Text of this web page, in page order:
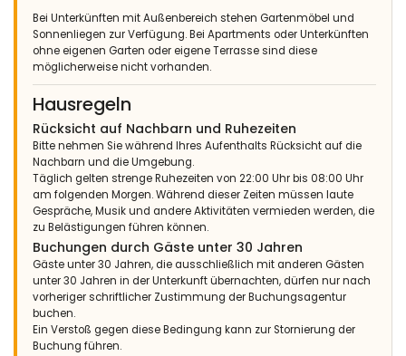
Bei Unterkünften mit Außenbereich stehen Gartenmöbel und
Sonnenliegen zur Verfügung. Bei Apartments oder Unterkünften
ohne eigenen Garten oder eigene Terrasse sind diese
möglicherweise nicht vorhanden.
Hausregeln
Rücksicht auf Nachbarn und Ruhezeiten
Bitte nehmen Sie während Ihres Aufenthalts Rücksicht auf die
Nachbarn und die Umgebung.
Täglich gelten strenge Ruhezeiten von 22:00 Uhr bis 08:00 Uhr
am folgenden Morgen. Während dieser Zeiten müssen laute
Gespräche, Musik und andere Aktivitäten vermieden werden, die
zu Belästigungen führen können.
Buchungen durch Gäste unter 30 Jahren
Gäste unter 30 Jahren, die ausschließlich mit anderen Gästen
unter 30 Jahren in der Unterkunft übernachten, dürfen nur nach
vorheriger schriftlicher Zustimmung der Buchungsagentur
buchen.
Ein Verstoß gegen diese Bedingung kann zur Stornierung der
Buchung führen.